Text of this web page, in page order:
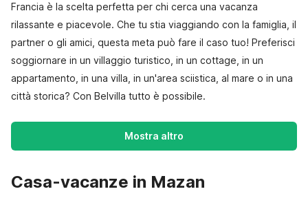
Francia è la scelta perfetta per chi cerca una vacanza
rilassante e piacevole. Che tu stia viaggiando con la famiglia, il
partner o gli amici, questa meta può fare il caso tuo! Preferisci
soggiornare in un villaggio turistico, in un cottage, in un
appartamento, in una villa, in un'area sciistica, al mare o in una
città storica? Con Belvilla tutto è possibile.
Mostra altro
Casa-vacanze in Mazan